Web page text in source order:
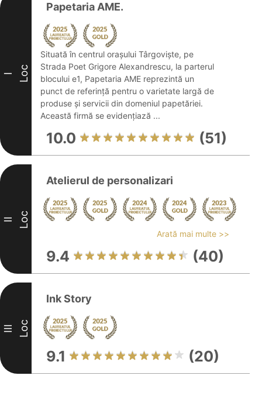
I Loc
Papetaria AME.
Situată în centrul orașului Târgoviște, pe
Strada Poet Grigore Alexandrescu, la parterul
blocului e1, Papetaria AME reprezintă un
punct de referință pentru o varietate largă de
produse și servicii din domeniul papetăriei.
Această firmă se evidențiază ...
10.0 (51)
II Loc
Atelierul de personalizari
Arată mai multe >>
9.4 (40)
III Loc
Ink Story
9.1 (20)